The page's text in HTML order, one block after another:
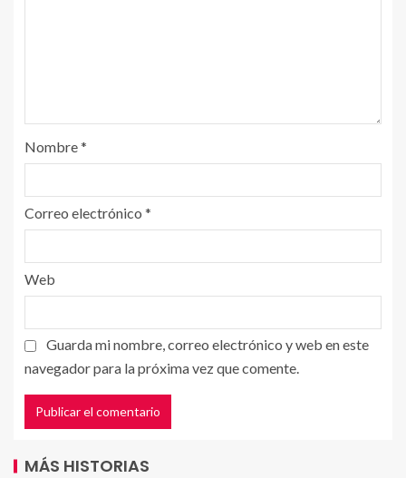
Nombre*
Correo electrónico *
Web
Guarda mi nombre, correo electrónico y web en este
navegador para la próxima vez que comente.
MÁS HISTORIAS